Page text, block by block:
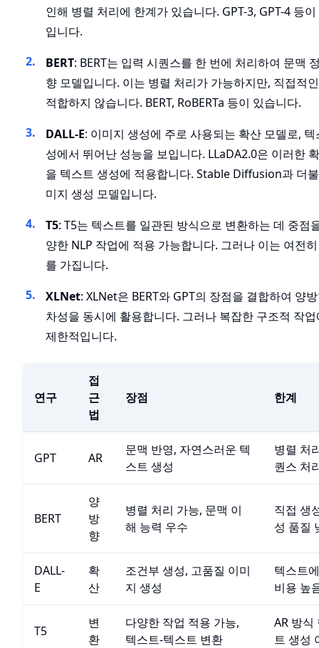
인해 병렬 처리에 한계가 있습니다. GPT-3, GPT-4 등
입니다.
BERT: BERT는 입력 시퀀스를 한 번에 처리하여 문맥
향 모델입니다. 이는 병렬 처리가 가능하지만, 직접적
적합하지 않습니다. BERT, RoBERTa 등이 있습니다.
DALL-E: 이미지 생성에 주로 사용되는 확산 모델로,
성에서 뛰어난 성능을 보입니다. LLaDA2.0은 이러한
을 텍스트 생성에 적용합니다. Stable Diffusion과 더
미지 생성 모델입니다.
T5: T5는 텍스트를 일관된 방식으로 변환하는 데 중점
양한 NLP 작업에 적용 가능합니다. 그러나 이는 여전
를 가집니다.
XLNet: XLNet은 BERT와 GPT의 장점을 결합하여 양
차성을 동시에 활용합니다. 그러나 복잡한 구조적 작
제한적입니다.
연구
접
근
법
장점 한계
GPT AR
문맥 반영, 자연스러운 텍
스트 생성
병렬 처
퀀스 처
BERT
양
방
향
병렬 처리 가능, 문맥 이
해 능력 우수
직접 생
성 품질
DALL-
E
확
산
조건부 생성, 고품질 이미
지 생성
텍스트
비용 높
T5
변
환
다양한 작업 적용 가능,
텍스트-텍스트 변환
AR 방식
트 생성